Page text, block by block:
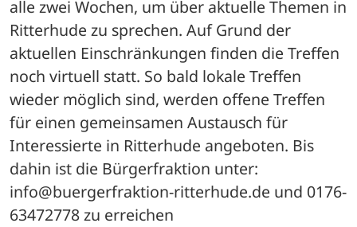
alle zwei Wochen, um über aktuelle Themen in
Ritterhude zu sprechen. Auf Grund der
aktuellen Einschränkungen finden die Treffen
noch virtuell statt. So bald lokale Treffen
wieder möglich sind, werden offene Treffen
für einen gemeinsamen Austausch für
Interessierte in Ritterhude angeboten. Bis
dahin ist die Bürgerfraktion unter:
info@buergerfraktion-ritterhude.de und 0176-
63472778 zu erreichen